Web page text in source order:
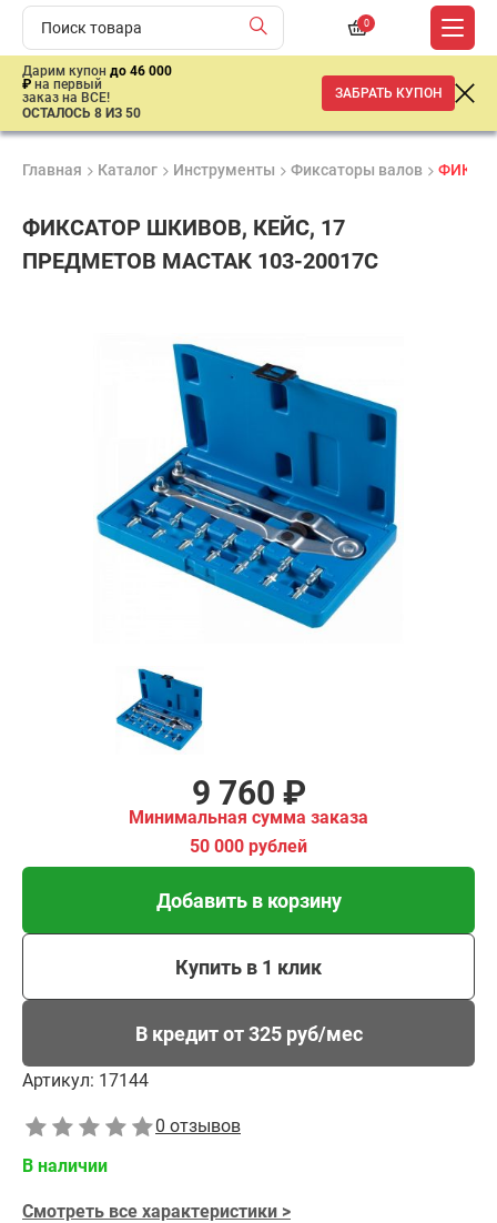
0
Дарим купон до 46 000
₽ на первый
заказ на ВСЕ!
ОСТАЛОСЬ 8 ИЗ 50
ЗАБРАТЬ КУПОН
Главная Каталог Инструменты Фиксаторы валов
ФИКСАТОР ШКИВОВ, КЕЙС, 17
ПРЕДМЕТОВ МАСТАК 103-20017C
сертифицирована
9 760 ₽
Минимальная сумма заказа
50 000 рублей
Добавить в корзину
Купить в 1 клик
В кредит от 325 руб/мес
Артикул: 17144
0 отзывов
В наличии
Смотреть все характеристики >
Купить в 1 клик
В кредит от 325 руб/